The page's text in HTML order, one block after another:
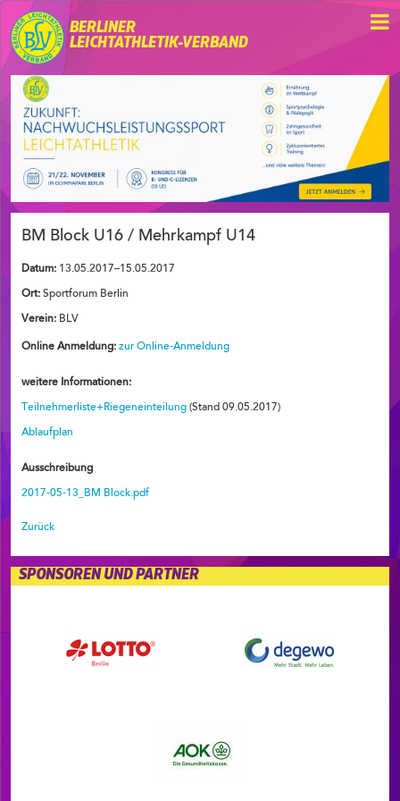
BERLINER
LEICHTATHLETIK-VERBAND
BM Block U16 / Mehrkampf U14
Datum: 13.05.2017–15.05.2017
Ort: Sportforum Berlin
Verein: BLV
Online Anmeldung: zur Online-Anmeldung
weitere Informationen:
Teilnehmerliste+Riegeneinteilung (Stand 09.05.2017)
Ablaufplan
Ausschreibung
2017-05-13_BM Block.pdf
Zurück
SPONSOREN UND PARTNER